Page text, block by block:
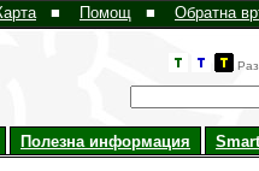
■ Помощ ■ Обратна
Полезна информация